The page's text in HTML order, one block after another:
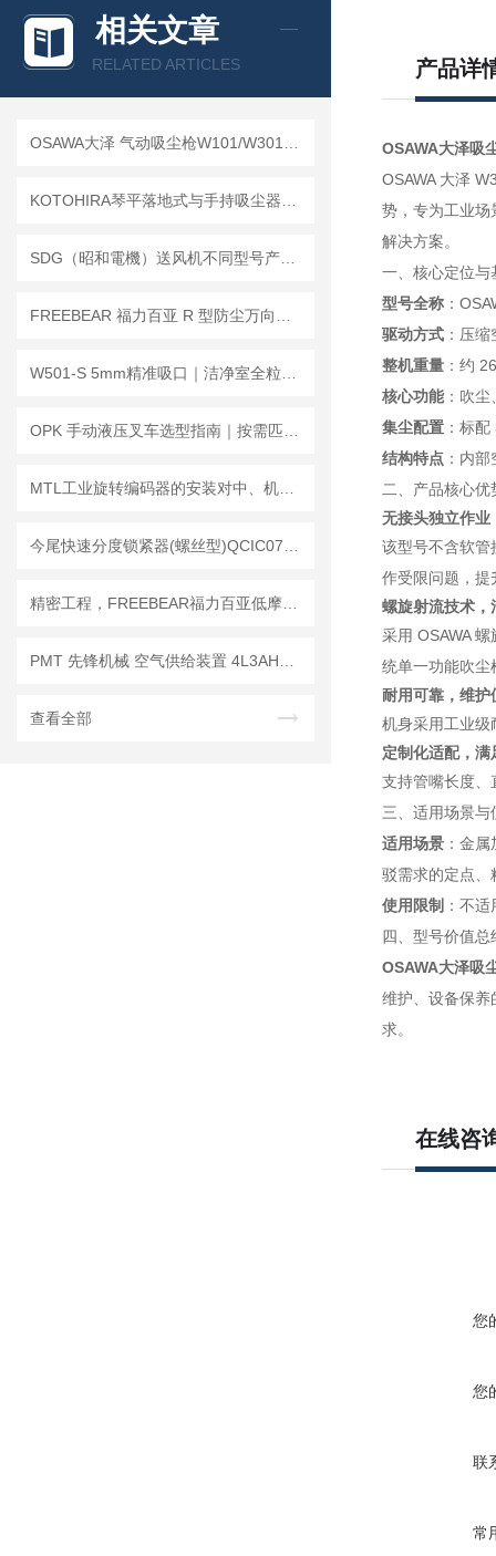
相关文章
RELATED ARTICLES
查看全部
产品详
OSAWA大泽吸
OSAWA 大泽
势，专为工业场
解决方案。
一、核心定位与
型号全称：
驱动方式：压缩
整机重量：约
核心功能：吹尘
集尘配置：标配
结构特点：内部
二、产品核心优
无接头独立作业
该型号不含软管
作受限问题，提
螺旋射流技术，
采用 OSAWA
统单一功能吹尘
耐用可靠，维护
机身采用工业级
定制化适配，满
支持管嘴长度、
三、适用场景与
适用场景：金属
驳需求的定点、
使用限制 ：不
四、型号价值总
OSAWA大泽吸
维护、设备保养
求。
在线咨
您
您
联
常